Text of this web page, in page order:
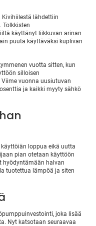
Kivihiilestä lähdettiin
Tolkkisten
käyttänyt liikkuvan arinan
puuta käyttäväksi kuplivan
vuotta sitten, kun
silloisen
vuonna uusiutuvan
ja kaikki myyty sähkö
loppua eikä uutta
pian otetaan käyttöön
hyödyntämään halvan
tuotettua lämpöä ja siten
joka lisää
Nyt katsotaan seuraavaa